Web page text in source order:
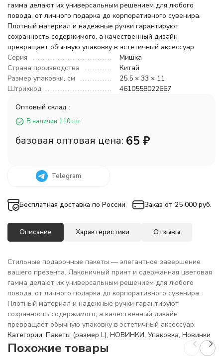
гамма делают их универсальным решением для любого
повода, от личного подарка до корпоративного сувенира.
Плотный материал и надежные ручки гарантируют
сохранность содержимого, а качественный дизайн
превращает обычную упаковку в эстетичный аксессуар.
Серия
Мишка
Страна производства
Китай
Размер упаковки, см
25.5 × 33 × 11
Штрихкод
4610558022667
Оптовый склад :
В наличии 110 шт.
базовая оптовая цена: 65 ₽
Telegram
Бесплатная доставка по России Заказ от 25 000 руб.
Описание Характеристики Отзывы
Стильные подарочные пакеты — элегантное завершение
вашего презента. Лаконичный принт и сдержанная цветовая
гамма делают их универсальным решением для любого
повода, от личного подарка до корпоративного сувенира.
Плотный материал и надежные ручки гарантируют
сохранность содержимого, а качественный дизайн
превращает обычную упаковку в эстетичный аксессуар.
Категории: Пакеты (размер L), НОВИНКИ, Упаковка, Новинки
Похожие товары